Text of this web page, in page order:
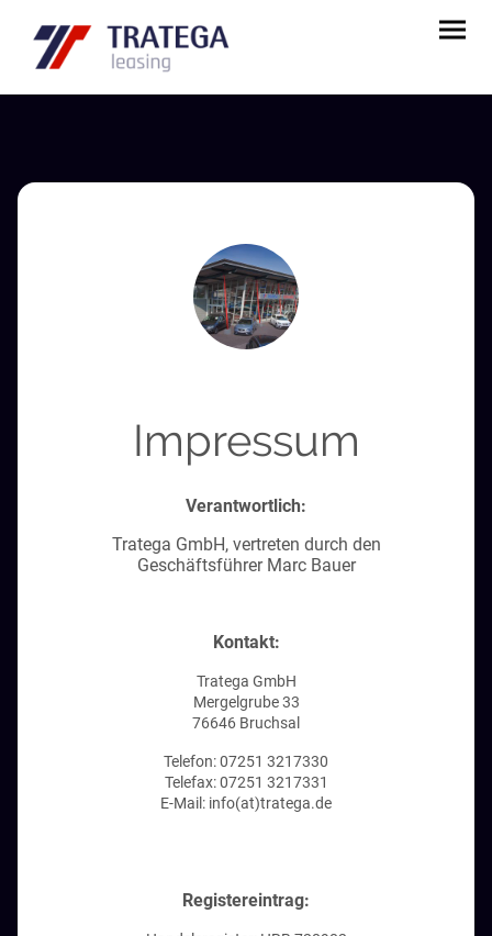
Impressum
Verantwortlich:
Tratega GmbH, vertreten durch den
Geschäftsführer Marc Bauer
Kontakt:
Tratega GmbH
Mergelgrube 33
76646 Bruchsal
Telefon: 07251 3217330
Telefax: 07251 3217331
E-Mail: info(at)tratega.de
Registereintrag: